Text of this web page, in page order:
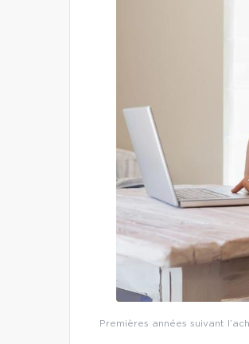
Premières années suivant